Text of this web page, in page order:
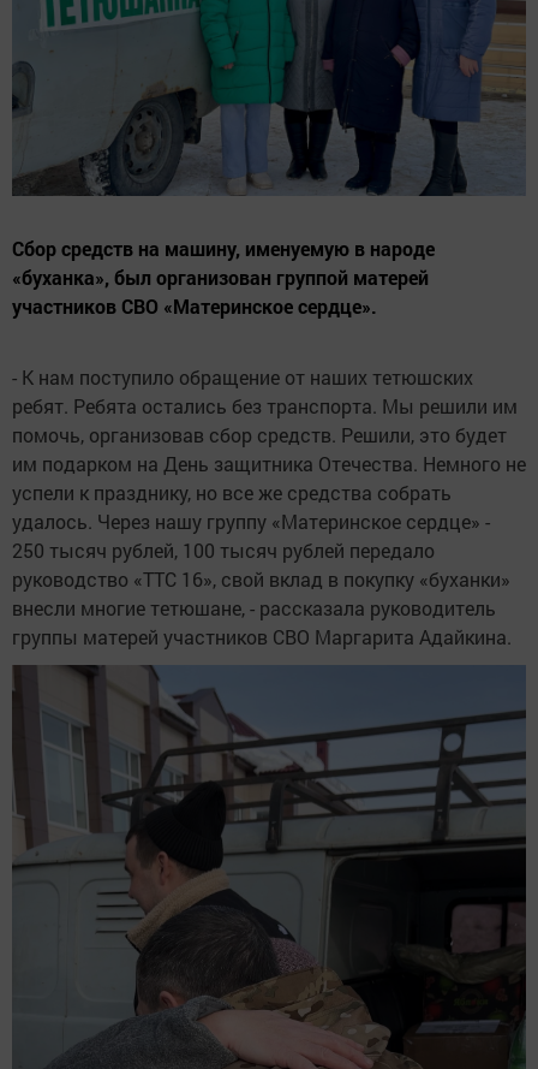
Сбор средств на машину, именуемую в народе
«буханка», был организован группой матерей
участников СВО «Материнское сердце».
- К нам поступило обращение от наших тетюшских
ребят. Ребята остались без транспорта. Мы решили им
помочь, организовав сбор средств. Решили, это будет
им подарком на День защитника Отечества. Немного не
успели к празднику, но все же средства собрать
удалось. Через нашу группу «Материнское сердце» -
250 тысяч рублей, 100 тысяч рублей передало
руководство «ТТС 16», свой вклад в покупку «буханки»
внесли многие тетюшане, - рассказала руководитель
группы матерей участников СВО Маргарита Адайкина.